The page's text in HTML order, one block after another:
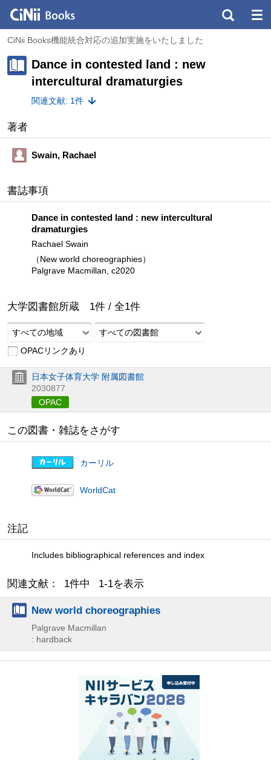
CiNii Books機能統合対応の追加実施をいたしました
Dance in contested land : new
intercultural dramaturgies
関連文献: 1件
著者
Swain, Rachael
書誌事項
Dance in contested land : new intercultural
dramaturgies
Rachael Swain
（New world choreographies）
Palgrave Macmillan, c2020
大学図書館所蔵 1件 / 全1件
すべての地域
すべての図書館
OPACリンクあり
日本女子体育大学 附属図書館
2030877
OPAC
この図書・雑誌をさがす
カーリル
WorldCat
注記
Includes bibliographical references and index
関連文献： 1件中 1-1を表示
New world choreographies
Palgrave Macmillan
: hardback